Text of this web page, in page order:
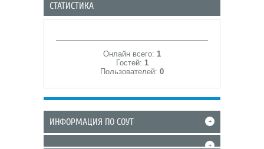
СТАТИСТИКА
Онлайн всего: 1
Гостей: 1
Пользователей: 0
ИНФОРМАЦИЯ ПО СОУТ +
+